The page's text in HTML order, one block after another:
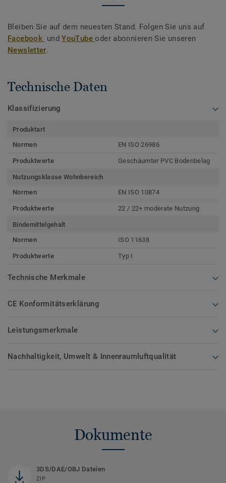
Bleiben Sie auf dem neuesten Stand. Folgen Sie uns auf
Facebook undYouTubeoder abonnieren Sie unseren
Newsletter.
Technische Daten
Klassifizierung
Produktart
Normen
EN ISO 26986
Produktwerte Geschäumter PVC Bodenbelag
Nutzungsklasse Wohnbereich
Normen
EN ISO 10874
Produktwerte 22 / 22+ moderate Nutzung
Bindemittelgehalt
Normen
ISO 11638
Produktwerte Typ I
Technische Merkmale
CE Konformitätserklärung
Leistungsmerkmale
Nachhaltigkeit, Umwelt & Innenraumluftqualität
Dokumente
3DS/DAE/OBJ Dateien
ZIP